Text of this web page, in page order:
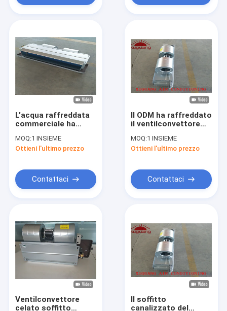
L'acqua raffreddata
commerciale ha
ventilconvettore di
FCU per il terminale
MOQ:1 INSIEME
Ottieni l'ultimo prezzo
Contattaci
Il ODM ha raffreddato
il ventilconvettore
FCU dell'acqua per il
condizionatore d'aria
MOQ:1 INSIEME
Ottieni l'ultimo prezzo
Contattaci
Ventilconvettore
celato soffitto
Il soffitto
canalizzato del